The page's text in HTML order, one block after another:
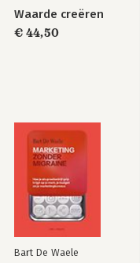
Waarde creëren
€ 44,50
Bart De Waele